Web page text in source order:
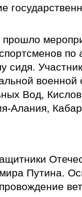
по
сидя.
военной
Вод,
Алания,
Путина.